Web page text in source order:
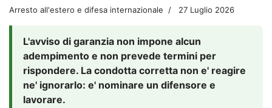
Arresto all'estero e difesa internazionale 27 Luglio 2026
L'avviso di garanzia non impone alcun
adempimento e non prevede termini per
rispondere. La condotta corretta non e' reagire
ne' ignorarlo: e' nominare un difensore e
lavorare.